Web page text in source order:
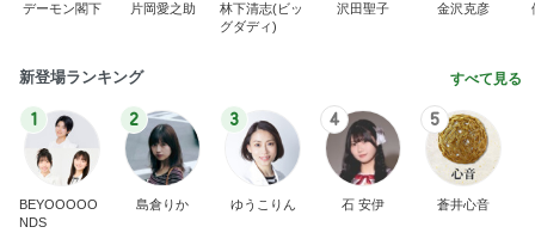
デーモン閣下 片岡愛之助
林下清志(ビッ
グダディ)
沢田聖子 金沢克彦
新登場ランキング すべて見る
1
BEYOOOOO
NDS
2
島倉りか
3
ゆうこりん
4
石 安伊
5
蒼井心音